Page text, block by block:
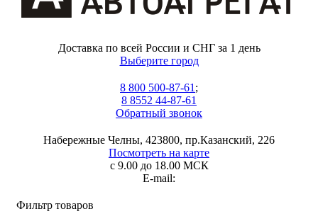
Доставка по всей России и СНГ за 1 день
Выберите город
8 800 500-87-61 ;
8 8552 44-87-61
Обратный звонок
Набережные Челны, 423800, пр.Казанский, 226
Посмотреть на карте
с 9.00 до 18.00 МСК
E-mail:
Фильтр товаров